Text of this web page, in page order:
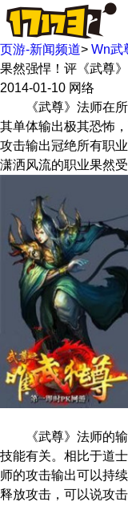
页游-新闻频道> Wn武
果然强悍！评《武尊
2014-01-10 网络
《武尊》法师在所
其单体输出极其恐怖
攻击输出冠绝所有职
潇洒风流的职业果然
《武尊》法师的输
技能有关。相比于道
师的攻击输出可以持
释放攻击，可以说攻